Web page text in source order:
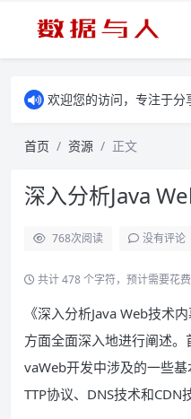
欢迎您的访问，专注于分
首页 资源 正文
深入分析Java
768次阅读 没有评论
共计 478 个字符，预计需要花
《深入分析Java Web技术
方面全面深入地进行阐述
vaWeb开发中涉及的一些
TTP协议、DNS技术和CDN